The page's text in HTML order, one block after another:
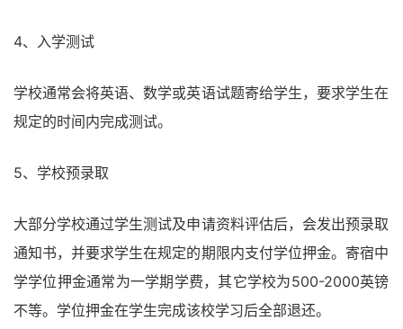
4、入学测试
学校通常会将英语、数学或英语试题寄给学生，要求学生在
规定的时间内完成测试。
5、学校预录取
大部分学校通过学生测试及申请资料评估后，会发出预录取
通知书，并要求学生在规定的期限内支付学位押金。寄宿中
学学位押金通常为一学期学费，其它学校为500-2000英镑
不等。学位押金在学生完成该校学习后全部退还。